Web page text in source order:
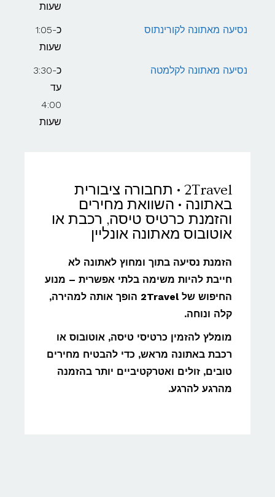
שעות
נסיעה מאתונה לקורינתוס
כ-1:05
שעות
נסיעה מאתונה לקלמטה
כ-3:30
עד
4:00
שעות
2Travel • תחבורה ציבורית
באתונה • השוואת מחירים
והזמנת כרטיס טיסה, רכבת או
אוטובוס מאתונה אונליין
הזמנת נסיעה בתוך ומחוץ לאתונה לא
חייבת להיות משימה בלתי אפשרית – מנוע
החיפוש של 2Travel הופך אותה למהירה,
קלה ונוחה.
מומלץ להזמין כרטיסי טיסה, אוטובוס או
רכבת באתונה מראש, כדי להבטיח מחירים
טובים, זולים ואטרקטיביים יותר בהזמנה
מהרגע להרגע.